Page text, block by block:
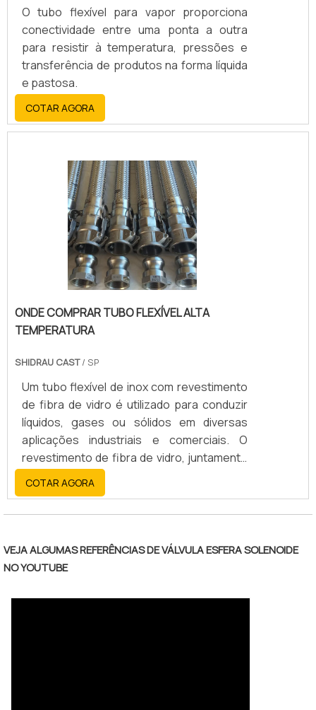
O tubo flexível para vapor proporciona
conectividade entre uma ponta a outra
para resistir à temperatura, pressões e
transferência de produtos na forma líquida
e pastosa.
COTAR AGORA
ONDE COMPRAR TUBO FLEXÍVEL ALTA
TEMPERATURA
SHIDRAU CAST/ SP
Um tubo flexível de inox com revestimento
de fibra de vidro é utilizado para conduzir
líquidos, gases ou sólidos em diversas
aplicações industriais e comerciais. O
revestimento de fibra de vidro, juntamente
com o aço inoxidável, oferece alta
resistência, durabilidade, flexibilidade e
resistência a altas temperaturas, corrosão
COTAR AGORA
VEJA ALGUMAS REFERÊNCIAS DE VÁLVULA ESFERA SOLENOIDE
NO YOUTUBE